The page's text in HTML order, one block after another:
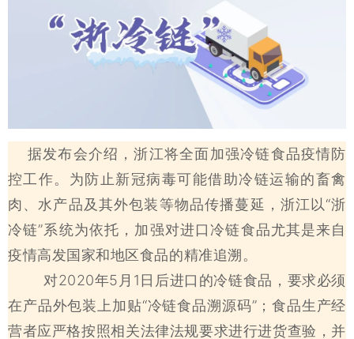
据发布会介绍，浙江将全面加强冷链食品疫情防
控工作。为防止新冠病毒可能借助冷链运输的畜禽
肉、水产品及其外包装等物品传播蔓延，浙江以“浙
冷链”系统为依托，加强对进口冷链食品尤其是来自
疫情高发国家和地区食品的精准追溯。
对2020年5月1日后进口的冷链食品，要求必须
在产品外包装上加贴“冷链食品溯源码”；食品生产经
营者应严格按照相关法律法规要求进行进货查验，并